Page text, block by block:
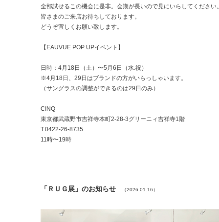
全部試せるこの機会に是非。会期が長いので見にいらしてください
皆さまのご来店お待ちしております。
どうぞ宜しくお願い致します。
【EAUVUE POP UPイベント】
日時：4月18日（土）〜5月6日（水.祝）
※4月18日、29日はブランドの方がいらっしゃいます。
（サングラスの調整ができるのは29日のみ）
CINQ
東京都武蔵野市吉祥寺本町2-28-3グリーニィ吉祥寺1階
T.0422-26-8735
11時〜19時
「ＲＵＧ展」のお知らせ （2026.01.16）